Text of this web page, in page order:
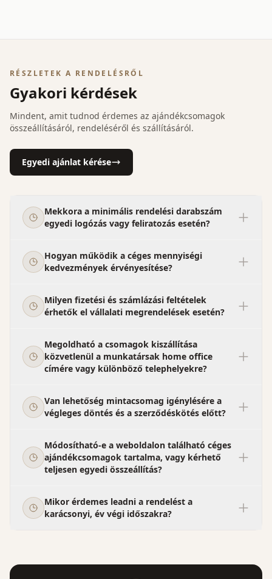
RÉSZLETEK A RENDELÉSRŐL
Gyakori kérdések
Mindent, amit tudnod érdemes az ajándékcsomagok
összeállításáról, rendeléséről és szállításáról.
Egyedi ajánlat kérése
Mekkora a minimális rendelési darabszám
egyedi logózás vagy feliratozás esetén?
Hogyan működik a céges mennyiségi
kedvezmények érvényesítése?
Milyen fizetési és számlázási feltételek
érhetők el vállalati megrendelések esetén?
Megoldható a csomagok kiszállítása
közvetlenül a munkatársak home office
címére vagy különböző telephelyekre?
Van lehetőség mintacsomag igénylésére a
végleges döntés és a szerződéskötés előtt?
Módosítható-e a weboldalon található céges
ajándékcsomagok tartalma, vagy kérhető
teljesen egyedi összeállítás?
Mikor érdemes leadni a rendelést a
karácsonyi, év végi időszakra?